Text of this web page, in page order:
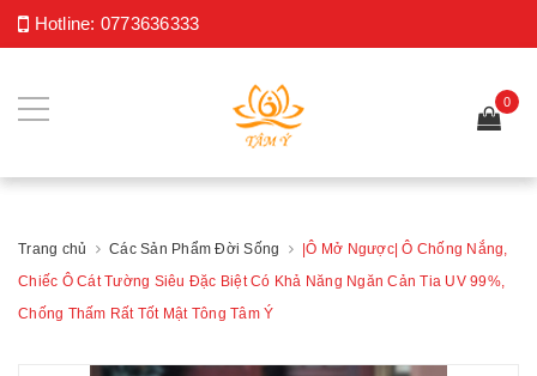
Hotline: 0773636333
0
Trang chủ Các Sản Phẩm Đời Sống |Ô Mở Ngược| Ô Chống Nắng,
Chiếc Ô Cát Tường Siêu Đặc Biệt Có Khả Năng Ngăn Cản Tia UV 99%,
Chống Thấm Rất Tốt Mật Tông Tâm Ý